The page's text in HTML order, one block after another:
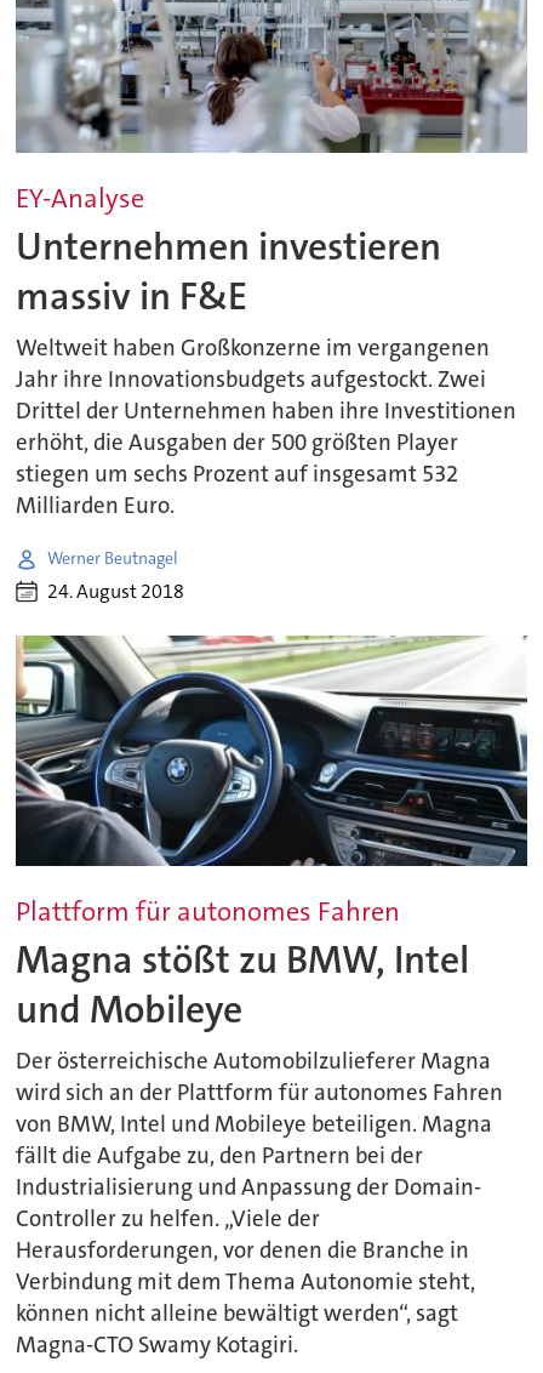
EY-Analyse
Unternehmen investieren
massiv in F&E
Weltweit haben Großkonzerne im vergangenen
Jahr ihre Innovationsbudgets aufgestockt. Zwei
Drittel der Unternehmen haben ihre Investitionen
erhöht, die Ausgaben der 500 größten Player
stiegen um sechs Prozent auf insgesamt 532
Milliarden Euro.
Werner Beutnagel
24. August 2018
Plattform für autonomes Fahren
Magna stößt zu BMW, Intel
und Mobileye
Der österreichische Automobilzulieferer Magna
wird sich an der Plattform für autonomes Fahren
von BMW, Intel und Mobileye beteiligen. Magna
fällt die Aufgabe zu, den Partnern bei der
Industrialisierung und Anpassung der Domain-
Controller zu helfen. „Viele der
Herausforderungen, vor denen die Branche in
Verbindung mit dem Thema Autonomie steht,
können nicht alleine bewältigt werden“, sagt
Magna-CTO Swamy Kotagiri.